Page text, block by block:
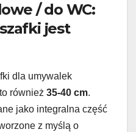
/ do WC:
jest
dla umywalek
również 35-40 cm.
jako integralna część
z myślą o